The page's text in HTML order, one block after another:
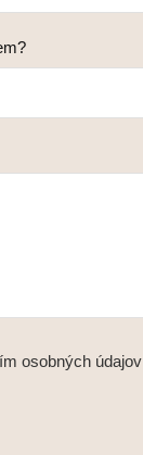
osobných údajov